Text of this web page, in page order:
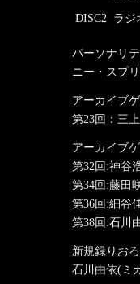
DISC2 ラジ
パーソナリ
ニー・スプ
アーカイブ
第23回：三
アーカイブ
第32回:神谷
第34回:藤田
第36回:細谷
第38回:石川
新規録りお
石川由依(ミ